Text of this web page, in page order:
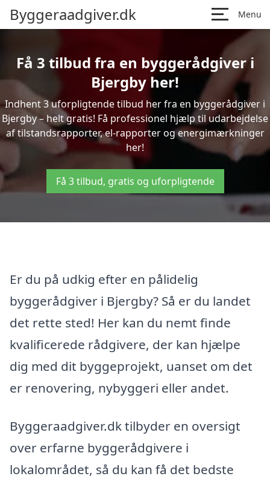
Byggeraadgiver.dk Menu
Få 3 tilbud fra en byggerådgiver i
Bjergby her!
Indhent 3 uforpligtende tilbud her fra en byggerådgiver i
Bjergby – helt gratis! Få professionel hjælp til udarbejdelse
af tilstandsrapporter, el-rapporter og energimærkninger
her!
Få 3 tilbud, gratis og uforpligtende
Er du på udkig efter en pålidelig
byggerådgiver i Bjergby? Så er du landet
det rette sted! Her kan du nemt finde
kvalificerede rådgivere, der kan hjælpe
dig med dit byggeprojekt, uanset om det
er renovering, nybyggeri eller andet.
Byggeraadgiver.dk tilbyder en oversigt
over erfarne byggerådgivere i
lokalområdet, så du kan få det bedste